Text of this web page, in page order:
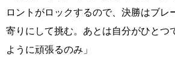
ロントがロックするので、決勝はブレ
寄りにして挑む。あとは自分がひとつ
ように頑張るのみ」